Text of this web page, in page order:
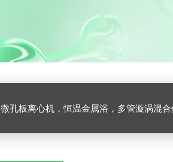
微孔板离心机，恒温金属浴，多管漩涡混合仪，梅毒旋转仪,红外线灭菌器，微孔板恒温振荡器，恒温混匀仪，水平摇床，牛奶抗生素恒